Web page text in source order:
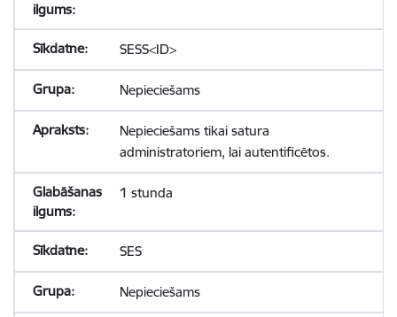
SESS<ID>
Nepieciešams
Nepieciešams tikai satura
administratoriem, lai autentificētos.
1 stunda
SES
Nepieciešams